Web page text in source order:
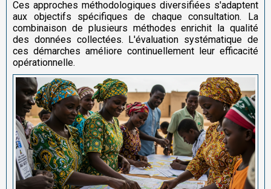
Ces approches méthodologiques diversifiées s'adaptent
aux objectifs spécifiques de chaque consultation. La
combinaison de plusieurs méthodes enrichit la qualité
des données collectées. L'évaluation systématique de
ces démarches améliore continuellement leur efficacité
opérationnelle.